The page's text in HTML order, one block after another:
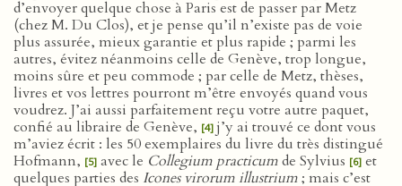
d’envoyer quelque chose à Paris est de passer par Metz
(chez M. Du Clos), et je pense qu’il n’existe pas de voie
plus assurée, mieux garantie et plus rapide ; parmi les
autres, évitez néanmoins celle de Genève, trop longue,
moins sûre et peu commode ; par celle de Metz, thèses,
livres et vos lettres pourront m’être envoyés quand vous
voudrez. J’ai aussi parfaitement reçu votre autre paquet,
confié au libraire de Genève, [4] j’y ai trouvé ce dont vous
m’aviez écrit : les 50 exemplaires du livre du très distingué
Hofmann, [5] avec le Collegium practicumde Sylvius [6] et
quelques parties des Icones virorum illustrium; mais c’est